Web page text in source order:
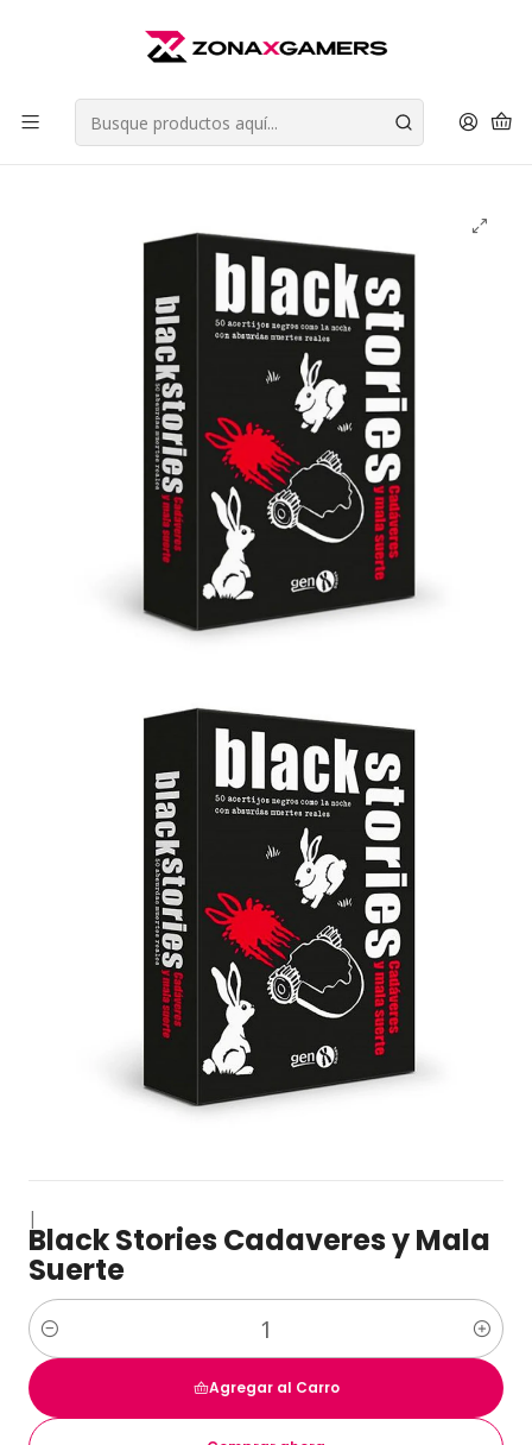
Retiros en Providencia
Leer más
Inicio Juegos de Mesa Juegos de Deducción Social
Black Stories Cadaveres y Mala Suerte
|
Black Stories Cadaveres y Mala
Suerte
Cantidad
Agregar al Carro